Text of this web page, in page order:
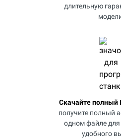
длительную
Скачайте полный
получите полный
одном файле для
удобного